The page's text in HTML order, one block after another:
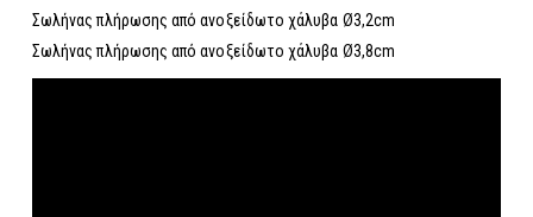
Σωλήνας πλήρωσης από ανοξείδωτο χάλυβα Ø3,2cm
Σωλήνας πλήρωσης από ανοξείδωτο χάλυβα Ø3,8cm